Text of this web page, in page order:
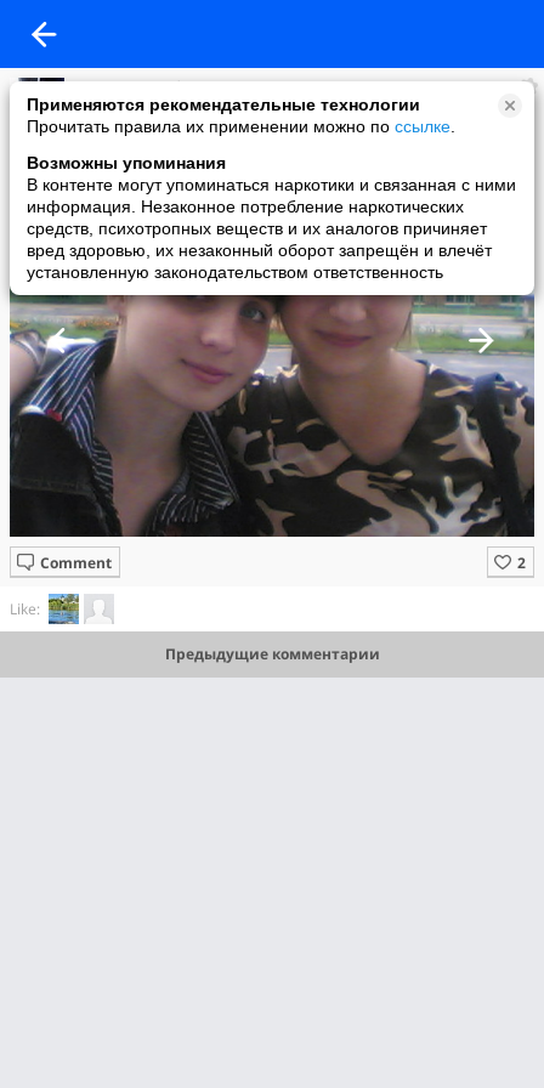
Применяются рекомендательные технологии
Прочитать правила их применении можно по ссылке
Возможны упоминания
В контенте могут упоминаться наркотики и связанная с ними
информация. Незаконное потребление наркотических
средств, психотропных веществ и их аналогов причиняет
вред здоровью, их незаконный оборот запрещён и влечёт
установленную законодательством ответственность
Наташа Голубь
added a photo
21 Oct в 21:45
Comment
Like:
Предыдущие комментарии